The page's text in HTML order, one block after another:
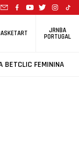
JRNBA
PORTUGAL
BETCLIC FEMININA